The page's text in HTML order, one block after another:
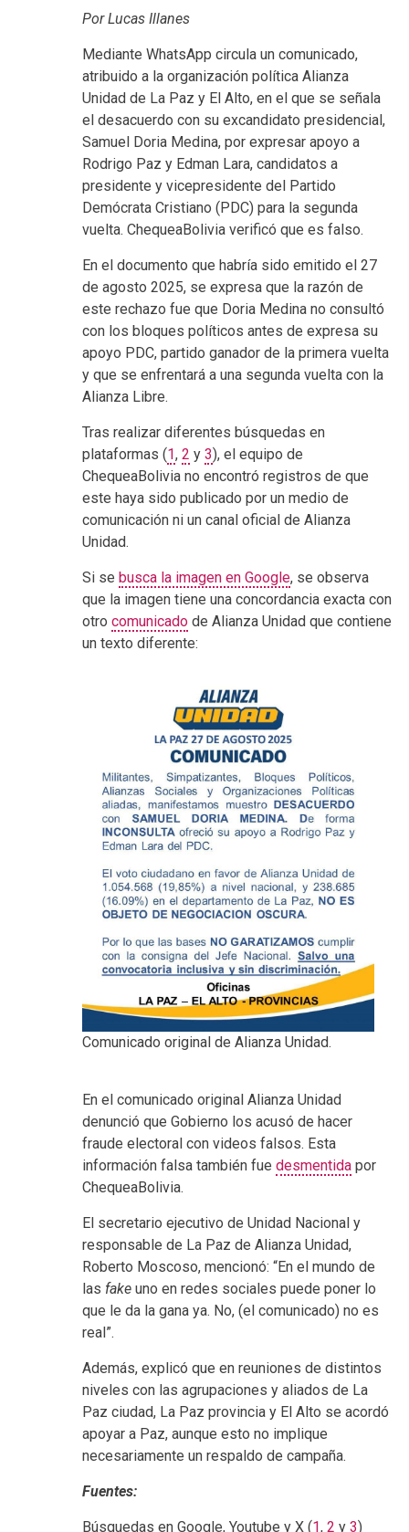
Por Lucas Illanes
Mediante WhatsApp circula un comunicado,
atribuido a la organización política Alianza
Unidad de La Paz y El Alto, en el que se señala
el desacuerdo con su excandidato presidencial,
Samuel Doria Medina, por expresar apoyo a
Rodrigo Paz y Edman Lara, candidatos a
presidente y vicepresidente del Partido
Demócrata Cristiano (PDC) para la segunda
vuelta. ChequeaBolivia verificó que es falso.
En el documento que habría sido emitido el 27
de agosto 2025, se expresa que la razón de
este rechazo fue que Doria Medina no consultó
con los bloques políticos antes de expresa su
apoyo PDC, partido ganador de la primera vuelta
y que se enfrentará a una segunda vuelta con la
Alianza Libre.
Tras realizar diferentes búsquedas en
plataformas (1, 2 y 3), el equipo de
ChequeaBolivia no encontró registros de que
este haya sido publicado por un medio de
comunicación ni un canal oficial de Alianza
Unidad.
Si se busca la imagen en Google, se observa
que la imagen tiene una concordancia exacta con
otro comunicado de Alianza Unidad que contiene
un texto diferente:
Comunicado original de Alianza Unidad.
En el comunicado original Alianza Unidad
denunció que Gobierno los acusó de hacer
fraude electoral con videos falsos. Esta
información falsa también fue desmentida por
ChequeaBolivia.
El secretario ejecutivo de Unidad Nacional y
responsable de La Paz de Alianza Unidad,
Roberto Moscoso, mencionó: “En el mundo de
las fake uno en redes sociales puede poner lo
que le da la gana ya. No, (el comunicado) no es
real”.
Además, explicó que en reuniones de distintos
niveles con las agrupaciones y aliados de La
Paz ciudad, La Paz provincia y El Alto se acordó
apoyar a Paz, aunque esto no implique
necesariamente un respaldo de campaña.
Fuentes:
Búsquedas en Google, Youtube y X (1, 2 y 3)